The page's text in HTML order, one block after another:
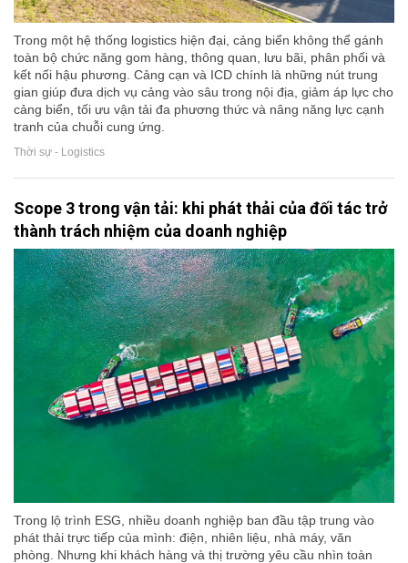
Trong một hệ thống logistics hiện đại, cảng biển không thể gánh
toàn bộ chức năng gom hàng, thông quan, lưu bãi, phân phối và
kết nối hậu phương. Cảng cạn và ICD chính là những nút trung
gian giúp đưa dịch vụ cảng vào sâu trong nội địa, giảm áp lực cho
cảng biển, tối ưu vận tải đa phương thức và nâng năng lực cạnh
tranh của chuỗi cung ứng.
Thời sự - Logistics
Scope 3 trong vận tải: khi phát thải của đối tác trở
thành trách nhiệm của doanh nghiệp
Trong lộ trình ESG, nhiều doanh nghiệp ban đầu tập trung vào
phát thải trực tiếp của mình: điện, nhiên liệu, nhà máy, văn
phòng. Nhưng khi khách hàng và thị trường yêu cầu nhìn toàn